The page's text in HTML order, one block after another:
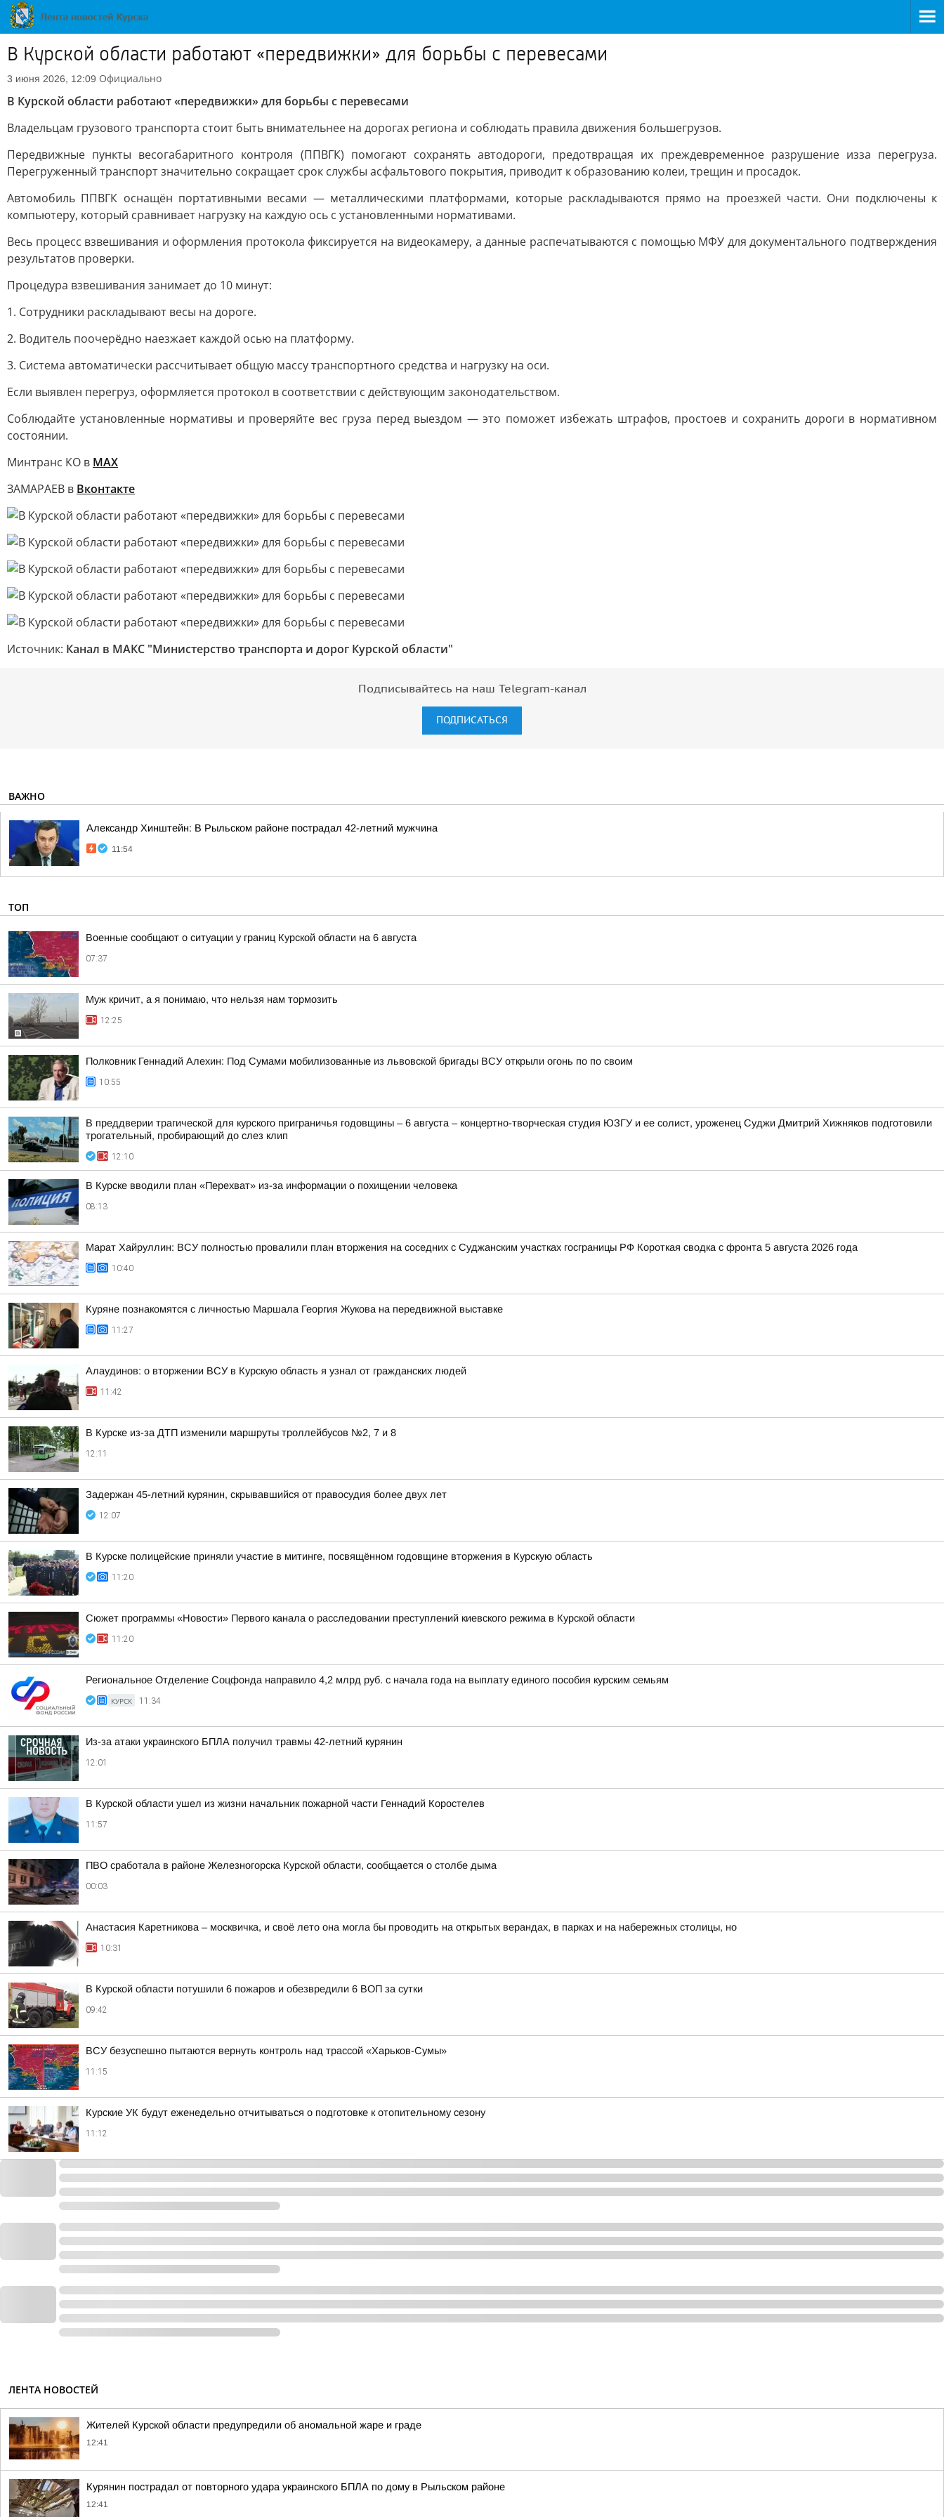
В Курской области работают «передвижки» для борьбы с перевесами
3 июня 2026, 12:09 Официально
В Курской области работают «передвижки» для борьбы с перевесами
Владельцам грузового транспорта стоит быть внимательнее на дорогах региона и соблюдать правила движения большегрузов.
Передвижные пункты весогабаритного контроля (ППВГК) помогают сохранять автодороги, предотвращая их преждевременное разрушение изза перегруза.
Перегруженный транспорт значительно сокращает срок службы асфальтового покрытия, приводит к образованию колеи, трещин и просадок.
Автомобиль ППВГК оснащён портативными весами — металлическими платформами, которые раскладываются прямо на проезжей части. Они подключены к
компьютеру, который сравнивает нагрузку на каждую ось с установленными нормативами.
Весь процесс взвешивания и оформления протокола фиксируется на видеокамеру, а данные распечатываются с помощью МФУ для документального подтверждения
результатов проверки.
Процедура взвешивания занимает до 10 минут:
1. Сотрудники раскладывают весы на дороге.
2. Водитель поочерёдно наезжает каждой осью на платформу.
3. Система автоматически рассчитывает общую массу транспортного средства и нагрузку на оси.
Если выявлен перегруз, оформляется протокол в соответствии с действующим законодательством.
Соблюдайте установленные нормативы и проверяйте вес груза перед выездом — это поможет избежать штрафов, простоев и сохранить дороги в нормативном
состоянии.
Минтранс КО в МАХ
ЗАМАРАЕВ в Вконтакте
Источник: Канал в МАКС "Министерство транспорта и дорог Курской области"
Подписывайтесь на наш Telegram-канал
ПОДПИСАТЬСЯ
ВАЖНО
Александр Хинштейн: В Рыльском районе пострадал 42-летний мужчина
11:54
ТОП
Военные сообщают о ситуации у границ Курской области на 6 августа
07:37
Муж кричит, а я понимаю, что нельзя нам тормозить
12:25
Полковник Геннадий Алехин: Под Сумами мобилизованные из львовской бригады ВСУ открыли огонь по по своим
10:55
В преддверии трагической для курского приграничья годовщины – 6 августа – концертно-творческая студия ЮЗГУ и ее солист, уроженец Суджи Дмитрий Хижняков подготовили
трогательный, пробирающий до слез клип
12:10
В Курске вводили план «Перехват» из-за информации о похищении человека
08:13
Марат Хайруллин: ВСУ полностью провалили план вторжения на соседних с Суджанским участках госграницы РФ Короткая сводка с фронта 5 августа 2026 года
10:40
Куряне познакомятся с личностью Маршала Георгия Жукова на передвижной выставке
11:27
Алаудинов: о вторжении ВСУ в Курскую область я узнал от гражданских людей
11:42
В Курске из-за ДТП изменили маршруты троллейбусов №2, 7 и 8
12:11
Задержан 45-летний курянин, скрывавшийся от правосудия более двух лет
12:07
В Курске полицейские приняли участие в митинге, посвящённом годовщине вторжения в Курскую область
11:20
Сюжет программы «Новости» Первого канала о расследовании преступлений киевского режима в Курской области
11:20
Региональное Отделение Соцфонда направило 4,2 млрд руб. с начала года на выплату единого пособия курским семьям
КУРСК 11:34
Из-за атаки украинского БПЛА получил травмы 42-летний курянин
12:01
В Курской области ушел из жизни начальник пожарной части Геннадий Коростелев
11:57
ПВО сработала в районе Железногорска Курской области, сообщается о столбе дыма
00:03
Анастасия Каретникова – москвичка, и своё лето она могла бы проводить на открытых верандах, в парках и на набережных столицы, но
10:31
В Курской области потушили 6 пожаров и обезвредили 6 ВОП за сутки
09:42
ВСУ безуспешно пытаются вернуть контроль над трассой «Харьков-Сумы»
11:15
Курские УК будут еженедельно отчитываться о подготовке к отопительному сезону
11:12
ЛЕНТА НОВОСТЕЙ
Жителей Курской области предупредили об аномальной жаре и граде
12:41
Курянин пострадал от повторного удара украинского БПЛА по дому в Рыльском районе
12:41